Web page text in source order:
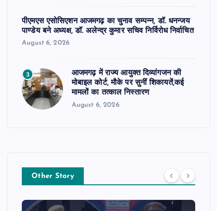
पीएमएस एसोसिएशन आजमगढ़ का चुनाव सम्पन्न, डॉ. धनन्जय
पाण्डेय बने अध्यक्ष, डॉ. अलेन्द्र कुमार सचिव निर्विरोध निर्वाचित
August 6, 2026
3
आजमगढ़ में राज्य आयुक्त दिव्यांगजन की
मोबाइल कोर्ट, मौके पर सुनीं शिकायतें,कई
मामलों का तत्काल निस्तारण
August 6, 2026
Other Story